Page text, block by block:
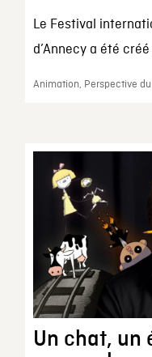
Le Festival
d’Annecy a été
Animation, Perspective
Un chat, un